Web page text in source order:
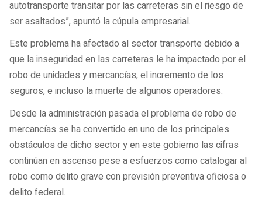
autotransporte transitar por las carreteras sin el riesgo de
ser asaltados”, apuntó la cúpula empresarial.
Este problema ha afectado al sector transporte debido a
que la inseguridad en las carreteras le ha impactado por el
robo de unidades y mercancías, el incremento de los
seguros, e incluso la muerte de algunos operadores.
Desde la administración pasada el problema de robo de
mercancías se ha convertido en uno de los principales
obstáculos de dicho sector y en este gobierno las cifras
continúan en ascenso pese a esfuerzos como catalogar al
robo como delito grave con previsión preventiva oficiosa o
delito federal.